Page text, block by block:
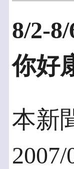
8/2-
你好
本新